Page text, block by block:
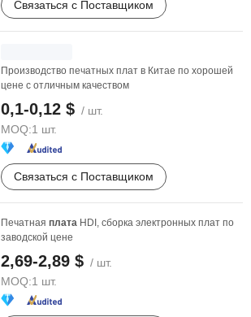
Связаться с Поставщиком
Производство печатных плат в Китае по хорошей
цене с отличным качеством
0,1-0,12 $ / шт.
MOQ:1 шт.
Связаться с Поставщиком
Печатная плата HDI, сборка электронных плат по
заводской цене
2,69-2,89 $ / шт.
MOQ:1 шт.